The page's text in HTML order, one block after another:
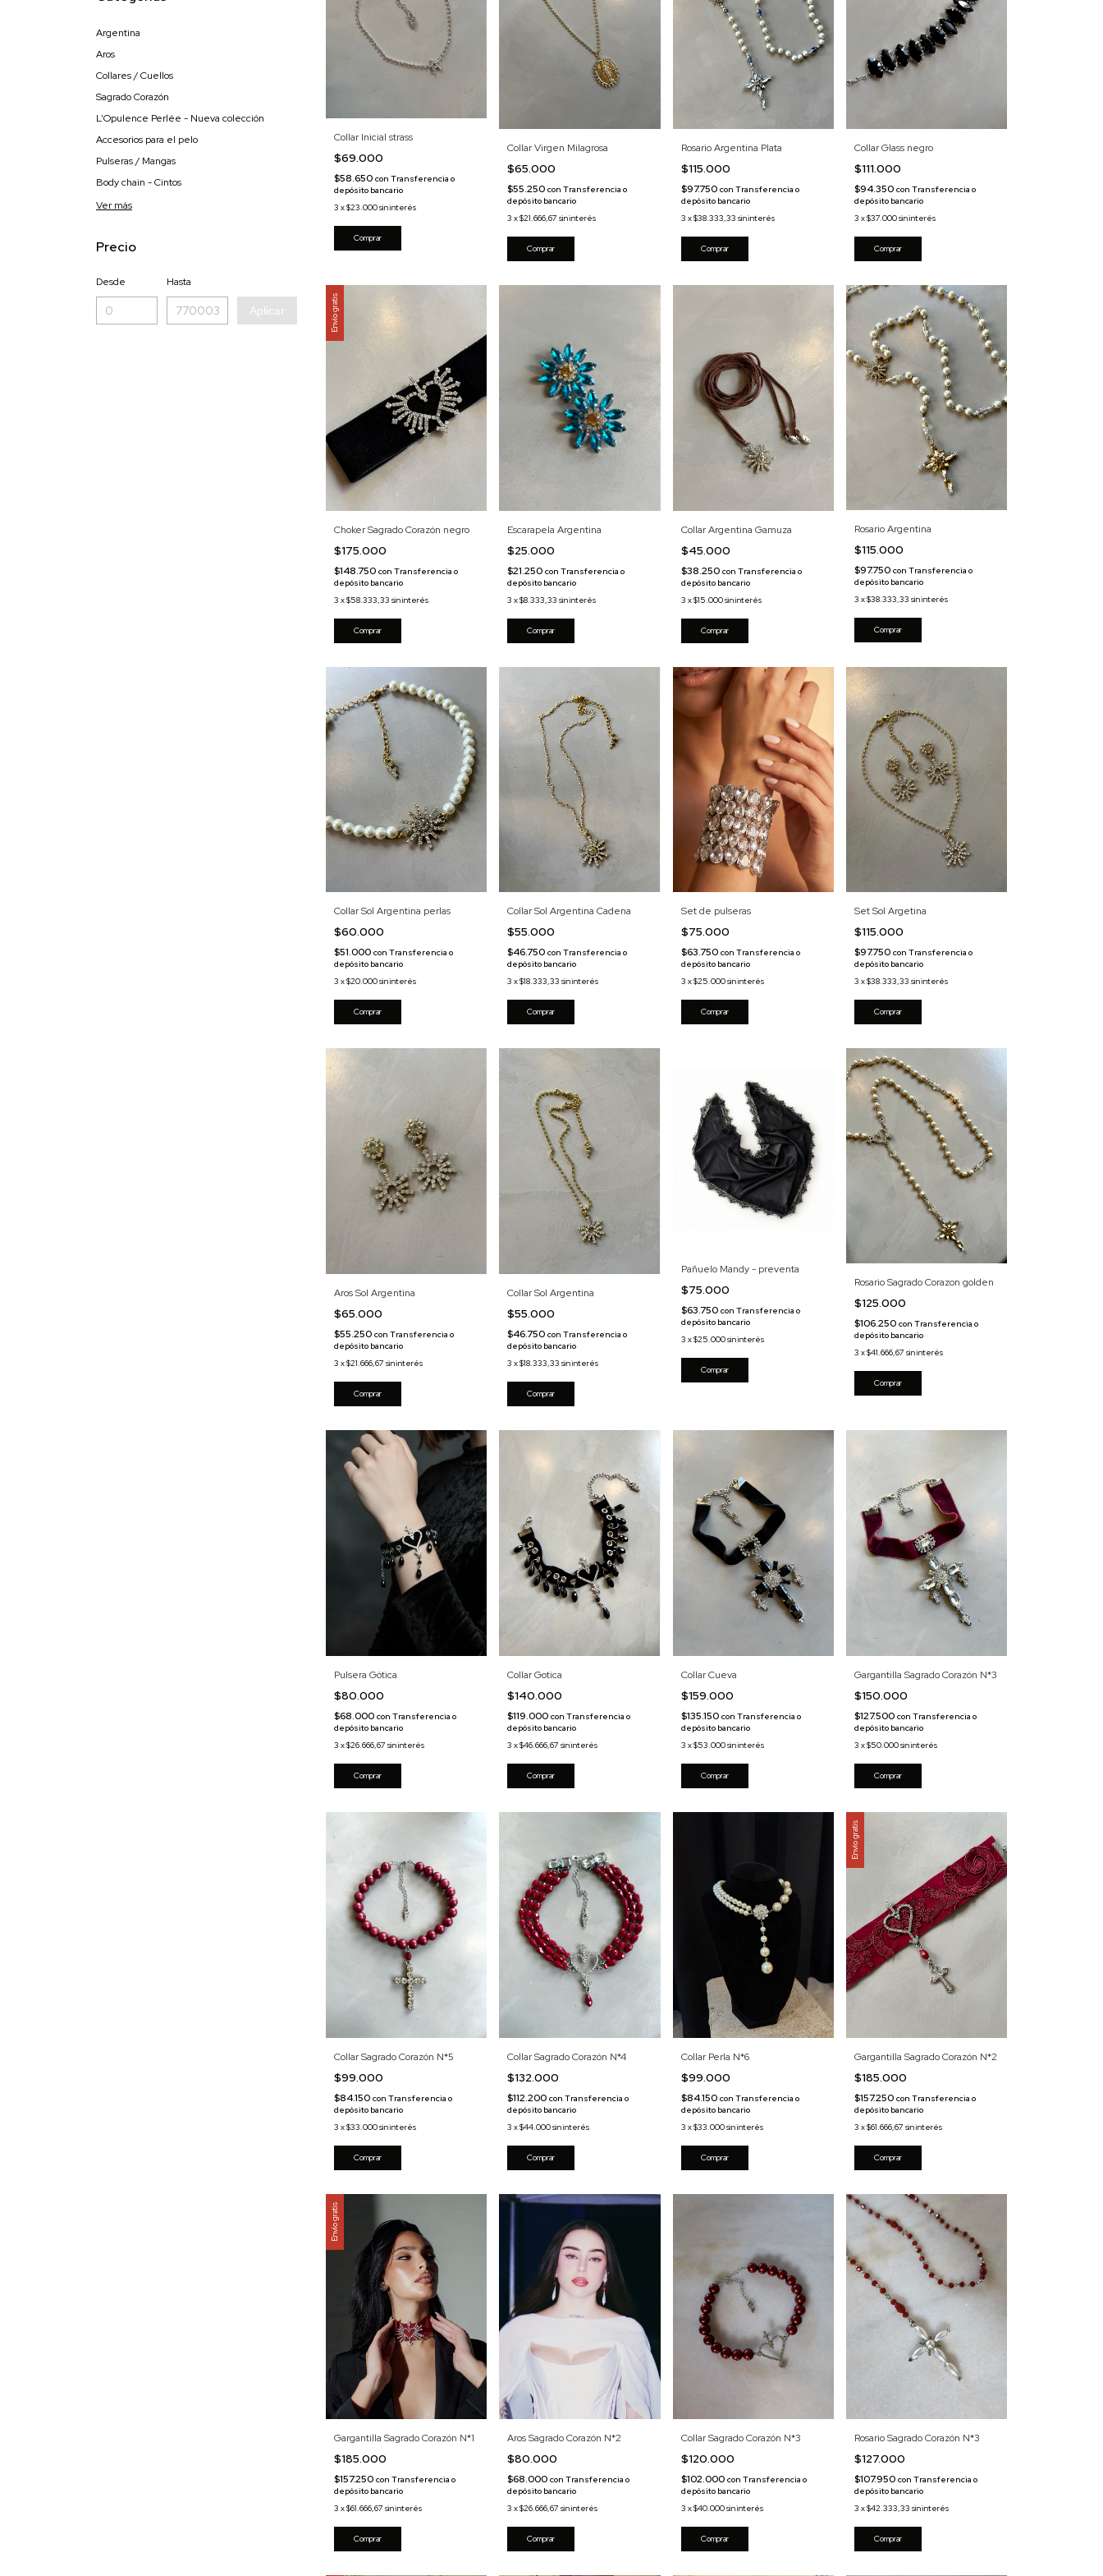
Argentina
Aros
Collares / Cuellos
Sagrado Corazón
L’Opulence Perlée - Nueva colección
Accesorios para el pelo
Pulseras / Mangas
Body chain - Cintos
Ver más
Precio
Desde Hasta
Aplicar
Collar Inicial strass
$69.000
$58.650 con Transferencia o
depósito bancario
3 x$23.000sin interés
Collar Virgen Milagrosa
$65.000
$55.250con Transferencia o
depósito bancario
3 x$21.666,67 sin interés
Rosario Argentina Plata
$115.000
$97.750 con Transferencia o
depósito bancario
3 x$38.333,33 sin interés
Collar Glass negro
$111.000
$94.350 con Transferencia o
depósito bancario
3 x$37.000sin interés
Envío gratis
Choker Sagrado Corazón negro
$175.000
$148.750 con Transferencia o
depósito bancario
3 x$58.333,33 sin interés
Escarapela Argentina
$25.000
$21.250con Transferencia o
depósito bancario
3 x$8.333,33 sin interés
Collar Argentina Gamuza
$45.000
$38.250 con Transferencia o
depósito bancario
3 x$15.000sin interés
Rosario Argentina
$115.000
$97.750 con Transferencia o
depósito bancario
3 x$38.333,33 sin interés
Comprar
Collar Sol Argentina perlas
$60.000
$51.000 con Transferencia o
depósito bancario
3 x$20.000sin interés
Collar Sol Argentina Cadena
$55.000
$46.750con Transferencia o
depósito bancario
3 x$18.333,33 sin interés
Set de pulseras
$75.000
$63.750 con Transferencia o
depósito bancario
3 x$25.000sin interés
Comprar
Set Sol Argetina
$115.000
$97.750 con Transferencia o
depósito bancario
3 x$38.333,33 sin interés
Aros Sol Argentina
$65.000
$55.250 con Transferencia o
depósito bancario
3 x$21.666,67 sin interés
Collar Sol Argentina
$55.000
$46.750con Transferencia o
depósito bancario
3 x$18.333,33 sin interés
Pañuelo Mandy - preventa
$75.000
$63.750 con Transferencia o
depósito bancario
3 x$25.000sin interés
Comprar
Rosario Sagrado Corazon golden
$125.000
$106.250 con Transferencia o
depósito bancario
3 x$41.666,67 sin interés
Pulsera Gótica
$80.000
$68.000 con Transferencia o
depósito bancario
3 x$26.666,67 sin interés
Collar Gotica
$140.000
$119.000con Transferencia o
depósito bancario
3 x$46.666,67 sin interés
Comprar
Collar Cueva
$159.000
$135.150 con Transferencia o
depósito bancario
3 x$53.000sin interés
Gargantilla Sagrado Corazón N*3
$150.000
$127.500 con Transferencia o
depósito bancario
3 x$50.000sin interés
Collar Sagrado Corazón N*5
$99.000
$84.150 con Transferencia o
depósito bancario
3 x$33.000sin interés
Collar Sagrado Corazón N*4
$132.000
$112.200con Transferencia o
depósito bancario
3 x$44.000sin interés
Collar Perla N*6
$99.000
$84.150 con Transferencia o
depósito bancario
3 x$33.000sin interés
Envío gratis
Gargantilla Sagrado Corazón N*2
$185.000
$157.250 con Transferencia o
depósito bancario
3 x$61.666,67 sin interés
Envío gratis
Gargantilla Sagrado Corazón N*1
$185.000
$157.250 con Transferencia o
depósito bancario
3 x$61.666,67 sin interés
Aros Sagrado Corazón N*2
$80.000
$68.000con Transferencia o
depósito bancario
3 x$26.666,67 sin interés
Collar Sagrado Corazón N*3
$120.000
$102.000 con Transferencia o
depósito bancario
3 x$40.000sin interés
Rosario Sagrado Corazón N*3
$127.000
$107.950 con Transferencia o
depósito bancario
3 x$42.333,33 sin interés